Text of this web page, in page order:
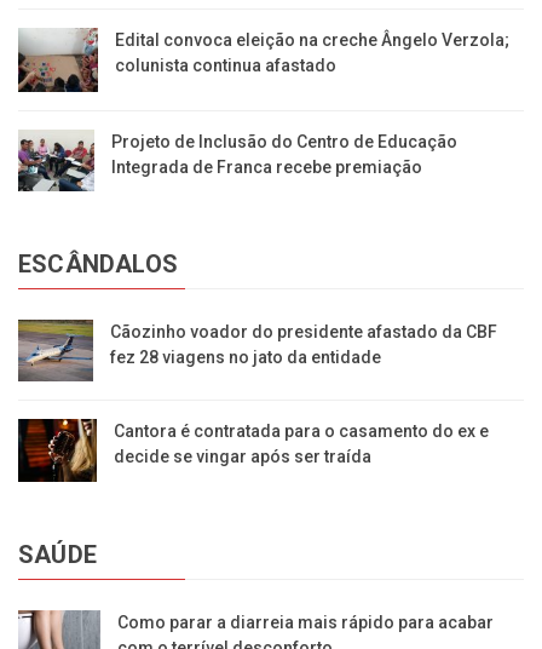
Edital convoca eleição na creche Ângelo Verzola;
colunista continua afastado
Projeto de Inclusão do Centro de Educação
Integrada de Franca recebe premiação
ESCÂNDALOS
Cãozinho voador do presidente afastado da CBF
fez 28 viagens no jato da entidade
Cantora é contratada para o casamento do ex e
decide se vingar após ser traída
SAÚDE
Como parar a diarreia mais rápido para acabar